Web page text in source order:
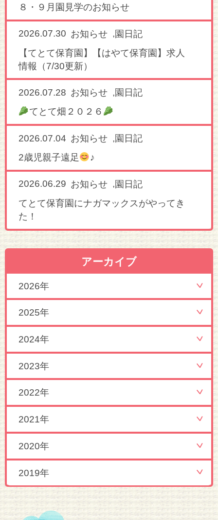
８・９月園見学のお知らせ
2026.07.30 お知らせ ,園日記
【てとて保育園】【はやて保育園】求人
情報（7/30更新）
2026.07.28 お知らせ ,園日記
てとて畑２０２６
2026.07.04 お知らせ ,園日記
2歳児親子遠足
♪
2026.06.29 お知らせ ,園日記
てとて保育園にナガマックスがやってき
た！
アーカイブ
2026年
2025年
2024年
2023年
2022年
2021年
2020年
2019年